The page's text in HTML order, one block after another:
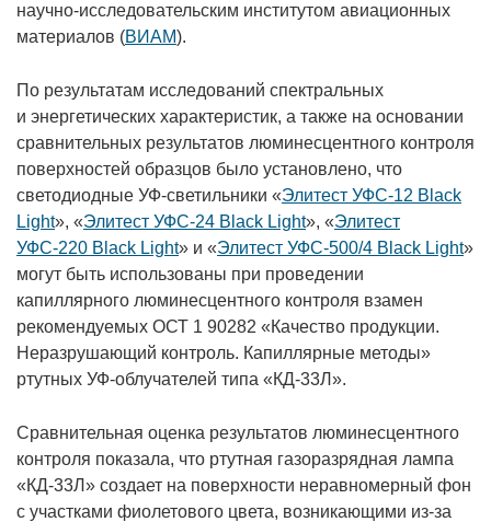
научно-исследовательским институтом авиационных
материалов (ВИАМ).
По результатам исследований спектральных
и энергетических характеристик, а также на основании
сравнительных результатов люминесцентного контроля
поверхностей образцов было установлено, что
светодиодные УФ-светильники «Элитест УФС-12 Black
Light», «Элитест УФС-24 Black Light», «Элитест
УФС-220 Black Light» и «Элитест УФС-500/4 Black Light»
могут быть использованы при проведении
капиллярного люминесцентного контроля взамен
рекомендуемых ОСТ 1 90282 «Качество продукции.
Неразрушающий контроль. Капиллярные методы»
ртутных УФ-облучателей типа «КД-33Л».
Сравнительная оценка результатов люминесцентного
контроля показала, что ртутная газоразрядная лампа
«КД-33Л» создает на поверхности неравномерный фон
с участками фиолетового цвета, возникающими из-за